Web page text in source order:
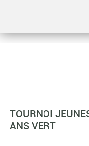
TOURNOI
ANS VERT